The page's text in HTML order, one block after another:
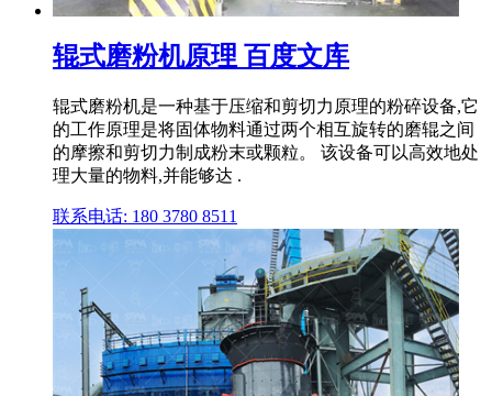
辊式磨粉机原理 百度文库
辊式磨粉机是一种基于压缩和剪切力原理的粉碎设备,它
的工作原理是将固体物料通过两个相互旋转的磨辊之间
的摩擦和剪切力制成粉末或颗粒。 该设备可以高效地处
理大量的物料,并能够达 .
联系电话: 180 3780 8511